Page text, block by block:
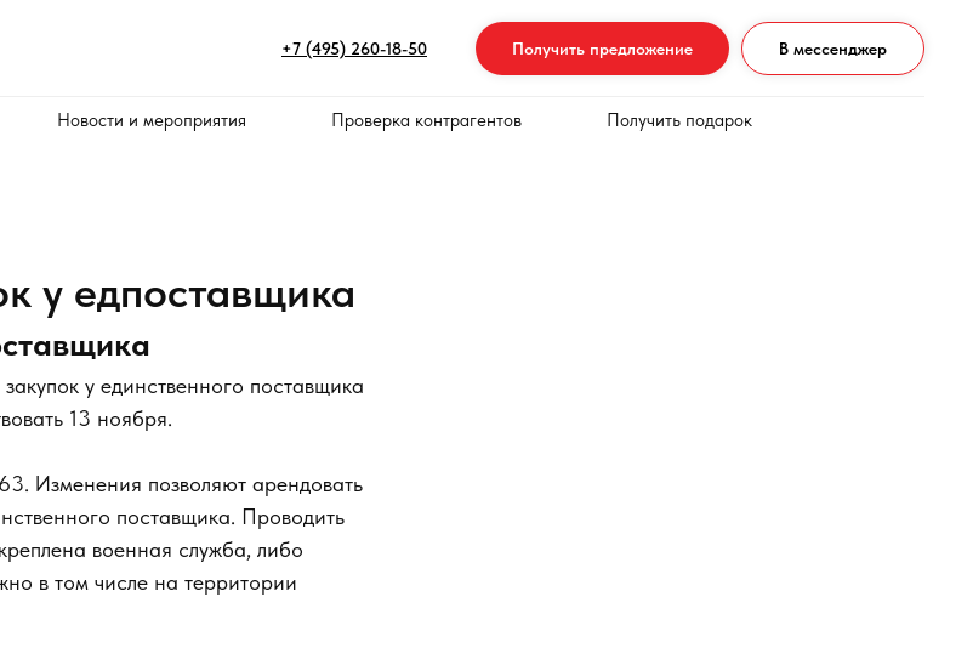
+7 (495) 260-18-50 Получить предложение В мессенджер
Новости и мероприятия Проверка контрагентов
Получить подарок
у едпоставщика
у единственного поставщика
13 ноября.
Изменения позволяют арендовать
поставщика. Проводить
военная служба, либо
в том числе на территории